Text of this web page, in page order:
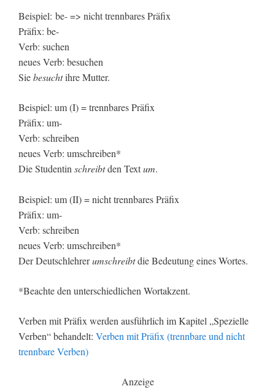
Beispiel: be- => nicht trennbares Präfix
Präfix: be-
Verb: suchen
neues Verb: besuchen
Siebesuchtihre Mutter.
Beispiel: um (I) = trennbares Präfix
Präfix: um-
Verb: schreiben
neues Verb: umschreiben*
Die Studentin schreibtden Textum.
Beispiel: um (II) = nicht trennbares Präfix
Präfix: um-
Verb: schreiben
neues Verb: umschreiben*
Der Deutschlehrerumschreibtdie Bedeutung eines Wortes.
*Beachte den unterschiedlichen Wortakzent.
Verben mit Präfix werden ausführlich im Kapitel „Spezielle
Verben“ behandelt: Verben mit Präfix (trennbare und nicht
trennbare Verben)
Anzeige